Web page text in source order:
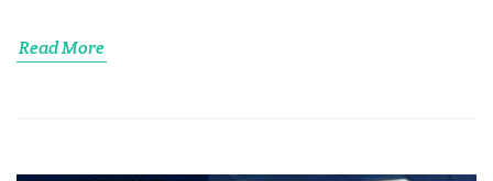
Read More